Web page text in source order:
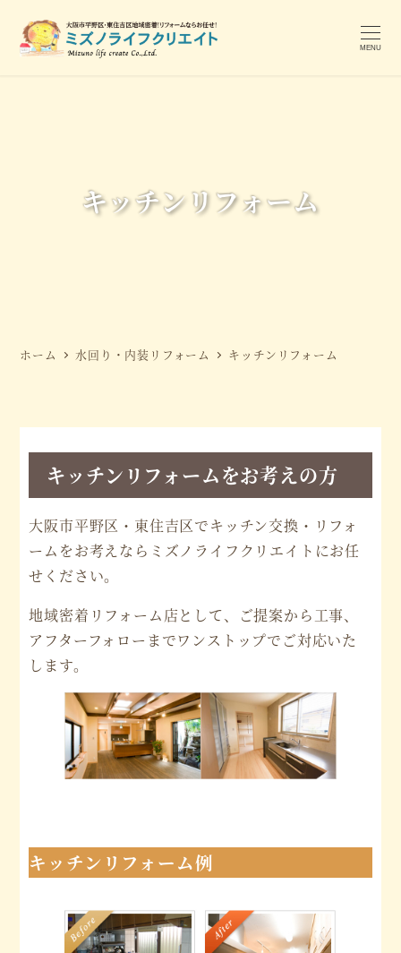
MENU
キッチンリフォーム
ホーム 水回り・内装リフォーム キッチンリフォーム
キッチンリフォームをお考えの方
大阪市平野区・東住吉区でキッチン交換・リフォ
ームをお考えならミズノライフクリエイトにお任
せください。
地域密着リフォーム店として、ご提案から工事、
アフターフォローまでワンストップでご対応いた
します。
キッチンリフォーム例